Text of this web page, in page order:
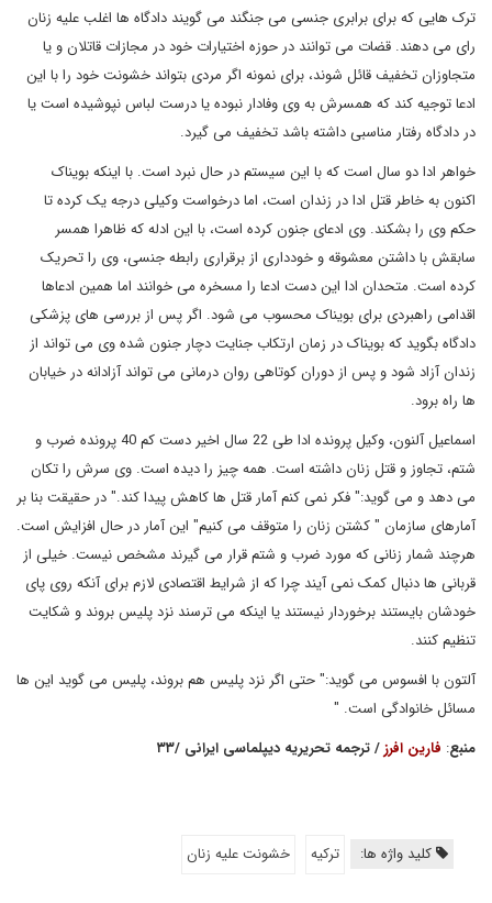
ترک هایی که برای برابری جنسی می جنگند می گویند دادگاه ها اغلب علیه زنان
رای می دهند. قضات می توانند در حوزه اختیارات خود در مجازات قاتلان و یا
متجاوزان تخفیف قائل شوند، برای نمونه اگر مردی بتواند خشونت خود را با این
ادعا توجیه کند که همسرش به وی وفادار نبوده یا درست لباس نپوشیده است یا
در دادگاه رفتار مناسبی داشته باشد تخفیف می گیرد.
خواهر ادا دو سال است که با این سیستم در حال نبرد است. با اینکه بویناک
اکنون به خاطر قتل ادا در زندان است، اما درخواست وکیلی درجه یک کرده تا
حکم وی را بشکند. وی ادعای جنون کرده است، با این ادله که ظاهرا همسر
سابقش با داشتن معشوقه و خودداری از برقراری رابطه جنسی، وی را تحریک
کرده است. متحدان ادا این دست ادعا را مسخره می خوانند اما همین ادعاها
اقدامی راهبردی برای بویناک محسوب می شود. اگر پس از بررسی های پزشکی
دادگاه بگوید که بویناک در زمان ارتکاب جنایت دچار جنون شده وی می تواند از
زندان آزاد شود و پس از دوران کوتاهی روان درمانی می تواند آزادانه در خیابان
ها راه برود.
اسماعیل آلنون، وکیل پرونده ادا طی 22 سال اخیر دست کم 40 پرونده ضرب و
شتم، تجاوز و قتل زنان داشته است. همه چیز را دیده است. وی سرش را تکان
می دهد و می گوید:" فکر نمی کنم آمار قتل ها کاهش پیدا کند." در حقیقت بنا بر
آمارهای سازمان " کشتن زنان را متوقف می کنیم" این آمار در حال افزایش است.
هرچند شمار زنانی که مورد ضرب و شتم قرار می گیرند مشخص نیست. خیلی از
قربانی ها دنبال کمک نمی آیند چرا که از شرایط اقتصادی لازم برای آنکه روی پای
خودشان بایستند برخوردار نیستند یا اینکه می ترسند نزد پلیس بروند و شکایت
تنظیم کنند.
آلتون با افسوس می گوید:" حتی اگر نزد پلیس هم بروند، پلیس می گوید این ها
مسائل خانوادگی است. "
منبع: فارین افرز/ترجمه تحریریه دیپلماسی ایرانی /۳۳
کلید واژه ها: ترکیه خشونت علیه زنان